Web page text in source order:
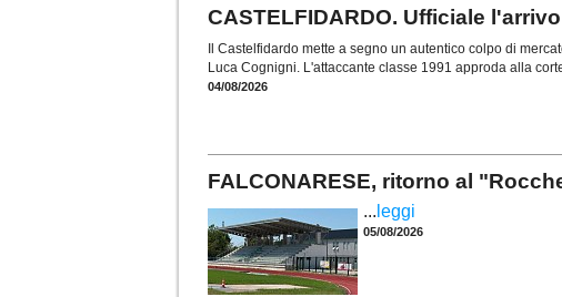
CASTELFIDARDO. Ufficiale
Il Castelfidardo mette a segno un autentico colpo di
Luca Cognigni. L'attaccante classe 1991 approda alla
04/08/2026
FALCONARESE, ritorno al
... leggi
05/08/2026